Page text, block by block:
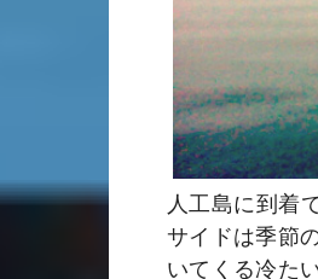
人工島に到着
サイドは季節
いてくる冷た